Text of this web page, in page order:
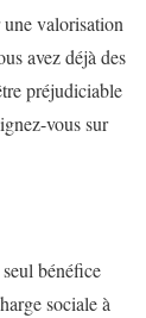
valorisation
avez déjà des
préjudiciable
vous sur
bénéfice
sociale à